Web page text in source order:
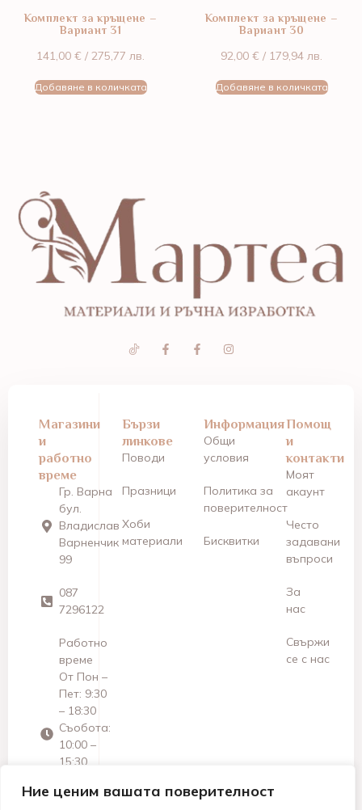
Ние ценим вашата поверителност
Комплект за кръщене –
Вариант 31
141,00 € / 275,77 лв.
Добавяне в количката
Комплект за кръщене –
Вариант 30
92,00 € / 179,94 лв.
Добавяне в количката
Магазини
и
работно
време
Гр. Варна
бул.
Владислав
Варненчик
99
087
7296122
Работно
време
От Пон –
Пет: 9:30
– 18:30
Съобота:
10:00 –
15:30
Почивен
Бързи
линкове
Поводи
Празници
Хоби
материали
Информация
Общи
условия
Политика за
поверителност
Бисквитки
Помощ
и
контакти
Моят
акаунт
Често
задавани
въпроси
За
нас
Свържи
се с нас